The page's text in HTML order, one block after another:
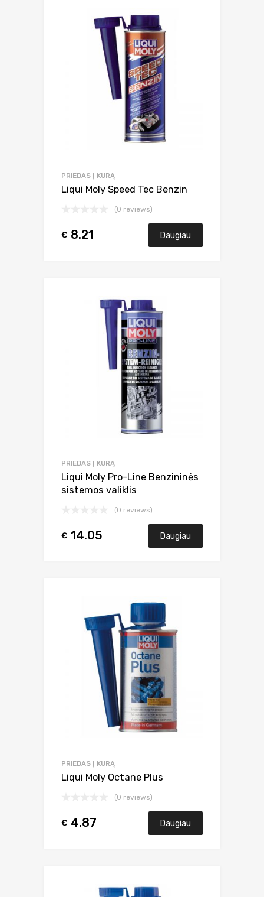
PRIEDAS Į KURĄ
Liqui Moly Speed Tec Benzin
(0 reviews)
€ 8.21 Daugiau
PRIEDAS Į KURĄ
Liqui Moly Pro-Line Benzininės
sistemos valiklis
(0 reviews)
€ 14.05 Daugiau
PRIEDAS Į KURĄ
Liqui Moly Octane Plus
(0 reviews)
€ 4.87 Daugiau